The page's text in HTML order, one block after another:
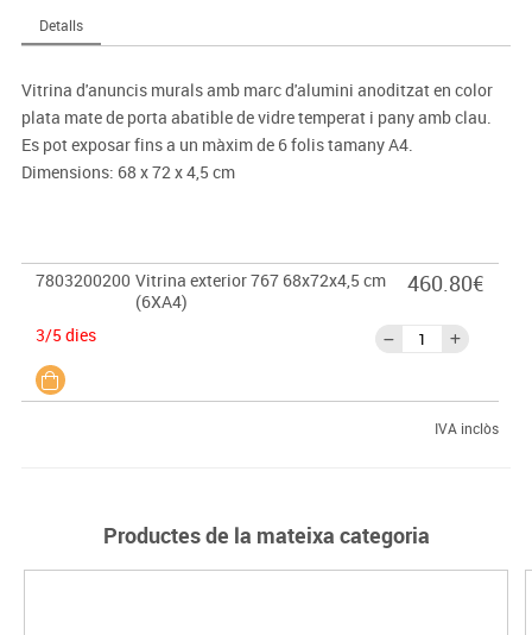
Detalls
Vitrina d'anuncis murals amb marc d'alumini anoditzat en color
plata mate de porta abatible de vidre temperat i pany amb clau.
Es pot exposar fins a un màxim de 6 folis tamany A4.
Dimensions: 68 x 72 x 4,5 cm
7803200200 Vitrina exterior 767 68x72x4,5 cm
(6XA4)
3/5 dies
460.80€
IVA inclòs
Productes de la mateixa categoria